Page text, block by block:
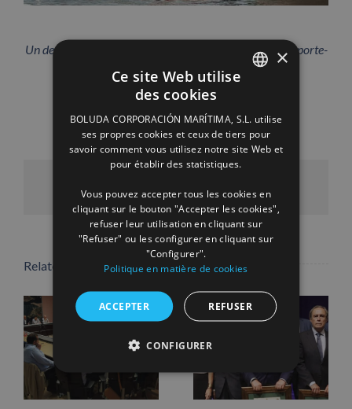
Un des remorqueurs de Kotug, sur une manœuvre d’un porte-
conteneurs.
Related Posts
ENGLISH
FRENCH
×
Ce site Web utilise
des cookies
BOLUDA CORPORACIÓN MARÍTIMA, S.L. utilise
ses propres cookies et ceux de tiers pour
savoir comment vous utilisez notre site Web et
pour établir des statistiques.
Vous pouvez accepter tous les cookies en
cliquant sur le bouton "Accepter les cookies",
refuser leur utilisation en cliquant sur
"Refuser" ou les configurer en cliquant sur
"Configurer".
Politique en matière de cookies
ACCEPTER REFUSER
CONFIGURER